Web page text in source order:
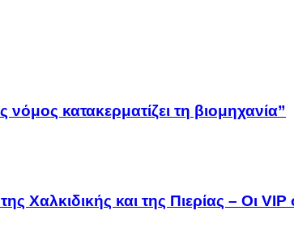
κατακερματίζει τη βιομηχανία”
Χαλκιδικής και της Πιερίας – Οι